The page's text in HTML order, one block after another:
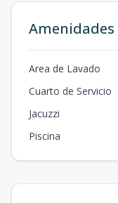
Amenidades
Area de Lavado
Cuarto de Servicio
Jacuzzi
Piscina